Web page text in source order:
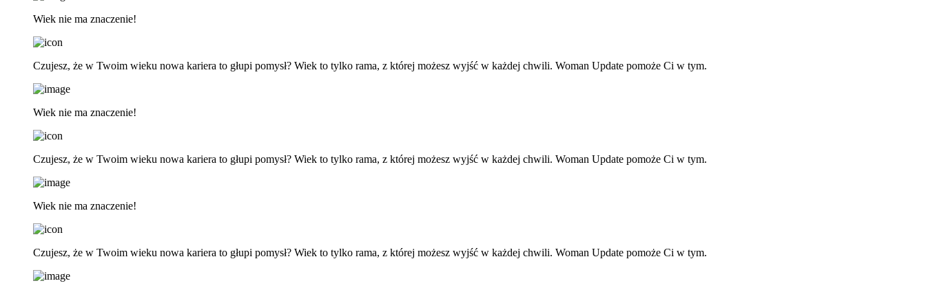
Wiek nie ma znaczenie!
Czujesz, że w Twoim wieku nowa kariera to głupi pomysł? Wiek to tylko rama, z której możesz wyjść w każdej chwili. Woman Update pomoże Ci w tym.
Wiek nie ma znaczenie!
Czujesz, że w Twoim wieku nowa kariera to głupi pomysł? Wiek to tylko rama, z której możesz wyjść w każdej chwili. Woman Update pomoże Ci w tym.
Wiek nie ma znaczenie!
Czujesz, że w Twoim wieku nowa kariera to głupi pomysł? Wiek to tylko rama, z której możesz wyjść w każdej chwili. Woman Update pomoże Ci w tym.